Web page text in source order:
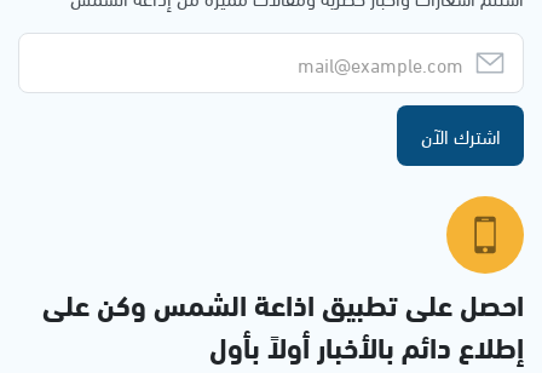
اشترك الآن
احصل على تطبيق اذاعة الشمس وكن على
إطلاع دائم بالأخبار أولاً بأول